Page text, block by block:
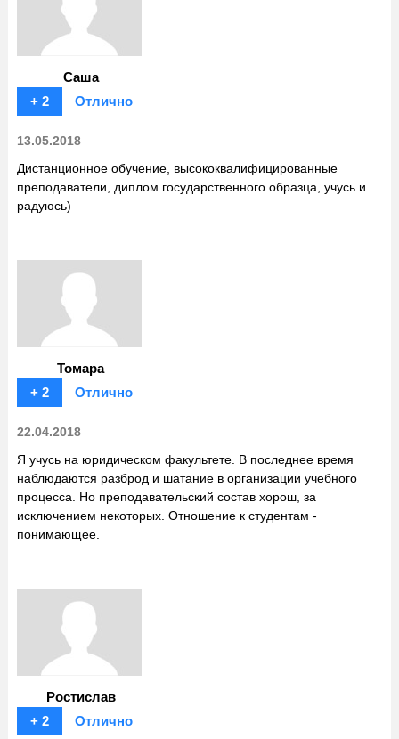
Саша
+ 2
Отлично
13.05.2018
Дистанционное обучение, высококвалифицированные
преподаватели, диплом государственного образца, учусь и
радуюсь)
Томара
+ 2
Отлично
22.04.2018
Я учусь на юридическом факультете. В последнее время
наблюдаются разброд и шатание в организации учебного
процесса. Но преподавательский состав хорош, за
исключением некоторых. Отношение к студентам -
понимающее.
Ростислав
+ 2
Отлично